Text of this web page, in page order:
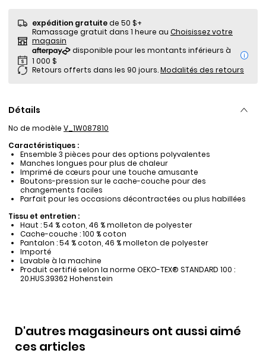
expédition gratuitede 50 $+
Ramassage gratuit dans 1 heure au Choisissez votre
magasin
i
Retours offerts dans les 90 jours.Modalités des retours
Détails
No de modèle V_1W087810
Caractéristiques :
Ensemble 3 pièces pour des options polyvalentes
Manches longues pour plus de chaleur
Imprimé de cœurs pour une touche amusante
Boutons-pression sur le cache-couche pour des
changements faciles
Parfait pour les occasions décontractées ou plus habillées
Tissu et entretien :
Haut : 54 % coton, 46 % molleton de polyester
Cache-couche : 100 % coton
Pantalon : 54 % coton, 46 % molleton de polyester
Importé
Lavable à la machine
Produit certifié selon la norme OEKO-TEX® STANDARD 100 :
20.HUS.39362 Hohenstein
D'autres magasineurs ont aussi aimé
ces articles